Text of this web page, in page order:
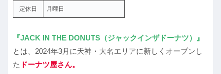
定休日 月曜日
『JACK IN THE DONUTS（ジャックインザドーナツ）』
とは、2024年3月に天神・大名エリアに新しくオープンし
た ドーナツ屋さん。